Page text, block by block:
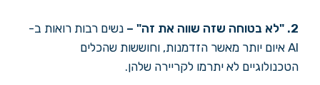
2. " לא בטוחה שזה שווה את זה"
– נשים רבות רואות ב-
AI איום יותר מאשר הזדמנות, וחוששות שהכלים
הטכנולוגיים לא יתרמו לקריירה שלהן.